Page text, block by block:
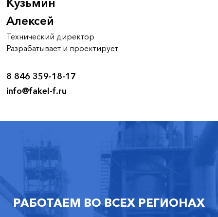
Алексей
Технический директор
Разрабатывает и проектирует
8 846 359-18-17
info@fakel-f.ru
РАБОТАЕМ ВО ВСЕХ РЕГИОНАХ